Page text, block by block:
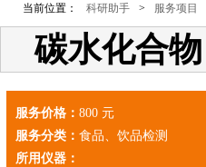
当前位置： 科研助手 > 服务项目
碳水化合物
服务价格： 800 元
服务分类： 食品、饮品检测
所用仪器：